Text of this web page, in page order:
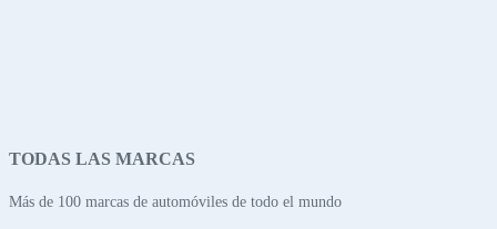
TODAS LAS MARCAS
Más de 100 marcas de automóviles de todo el mundo